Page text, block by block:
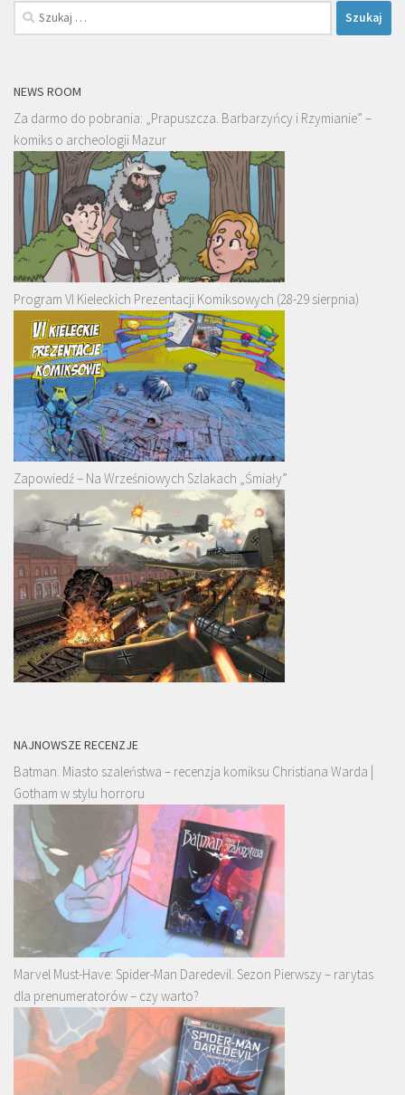
Szukaj:
NEWS ROOM
Za darmo do pobrania: „Prapuszcza. Barbarzyńcy i Rzymianie” –
komiks o archeologii Mazur
Program VI Kieleckich Prezentacji Komiksowych (28-29 sierpnia)
Zapowiedź – Na Wrześniowych Szlakach „Śmiały”
NAJNOWSZE RECENZJE
Batman. Miasto szaleństwa – recenzja komiksu Christiana Warda |
Gotham w stylu horroru
Marvel Must-Have: Spider-Man Daredevil. Sezon Pierwszy – rarytas
dla prenumeratorów – czy warto?